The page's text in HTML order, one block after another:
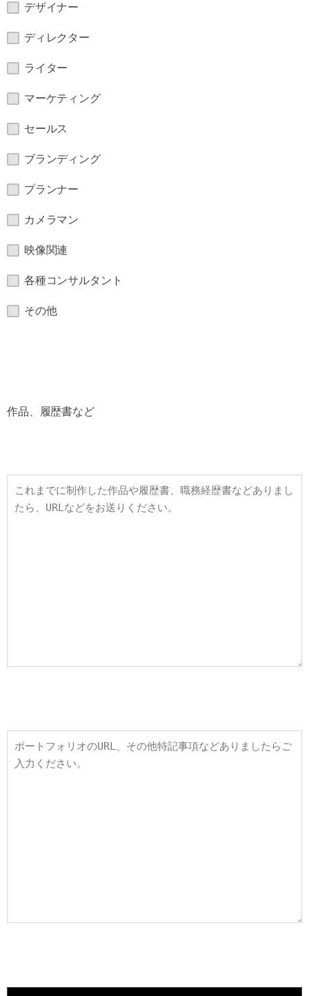
デザイナー
ディレクター
ライター
マーケティング
セールス
ブランディング
プランナー
カメラマン
映像関連
各種コンサルタント
その他
作品、履歴書など